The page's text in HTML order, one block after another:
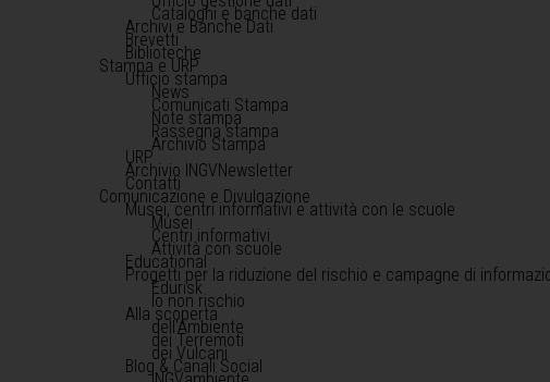
Cataloghi e banche dati
Archivi e Banche Dati
Brevetti
Biblioteche
Stampa e URP
Ufficio stampa
News
Comunicati Stampa
Note stampa
Rassegna stampa
Archivio Stampa
URP
Archivio INGVNewsletter
Contatti
Comunicazione e Divulgazione
Musei, centri informativi e attività con le scuole
Musei
Centri informativi
Attività con scuole
Educational
Progetti per la riduzione del rischio e campagne di
Edurisk
Io non rischio
Alla scoperta
dell'Ambiente
dei Terremoti
dei Vulcani
Blog & Canali Social